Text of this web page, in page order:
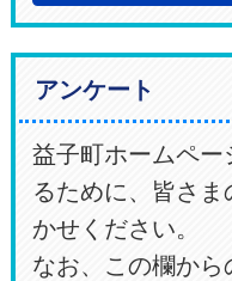
アンケート
益子町ホームペ
るために、皆さ
かせください。
なお、この欄か